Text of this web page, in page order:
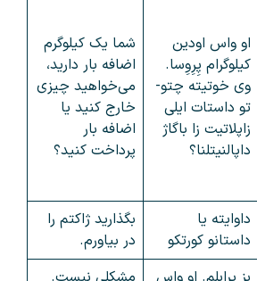
او واس اودین
کیلوگرام پِرِوِسا.
وی خوتیته چتو-
تو داستات ایلی
زاپلاتیت زا باگاژ
داپالنیتلنا؟
شما یک کیلوگرم
اضافه بار دارید،
می‌خواهید چیزی
خارج کنید یا
اضافه بار
پرداخت کنید؟
داوایته یا
داستانو کورتکو
بگذارید ژاکتم را
در بیاورم.